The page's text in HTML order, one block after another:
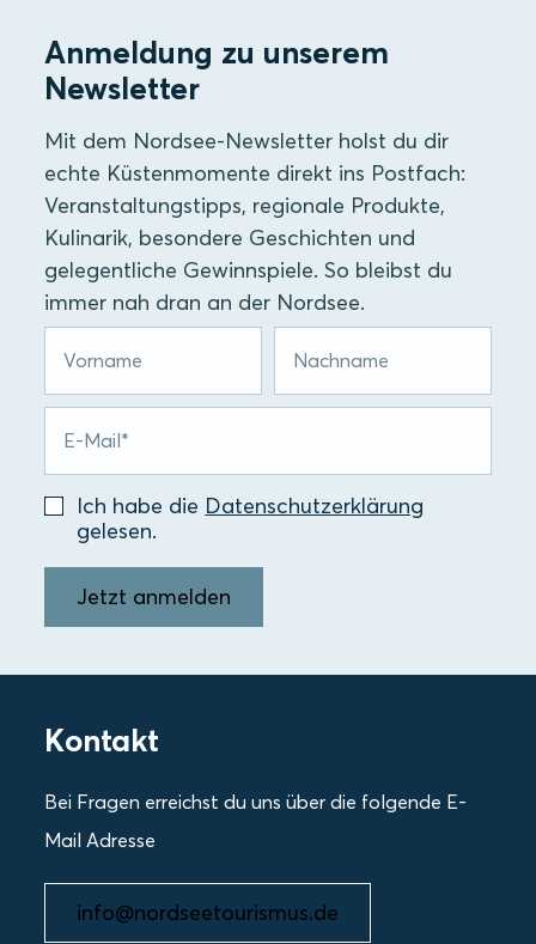
Anmeldung zu unserem
Newsletter
Mit dem Nordsee-Newsletter holst du dir
echte Küstenmomente direkt ins Postfach:
Veranstaltungstipps, regionale Produkte,
Kulinarik, besondere Geschichten und
gelegentliche Gewinnspiele. So bleibst du
immer nah dran an der Nordsee.
Ich habe die Datenschutzerklärung
gelesen.
Jetzt anmelden
Kontakt
Bei Fragen erreichst du uns über die folgende E-
Mail Adresse
info@nordseetourismus.de